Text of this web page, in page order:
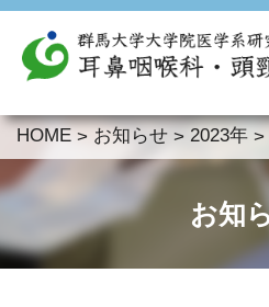
HOME > お知らせ > 2023年 >
お知